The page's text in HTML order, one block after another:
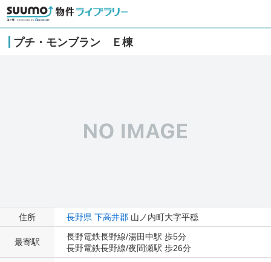
プチ・モンブラン Ｅ棟
住所 長野県 下高井郡 山ノ内町大字平穏
最寄駅
長野電鉄長野線/湯田中駅 歩5分
長野電鉄長野線/夜間瀬駅 歩26分